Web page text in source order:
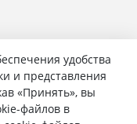
удобства
и представления
«Принять», вы
файлов в
на 1С-
данных